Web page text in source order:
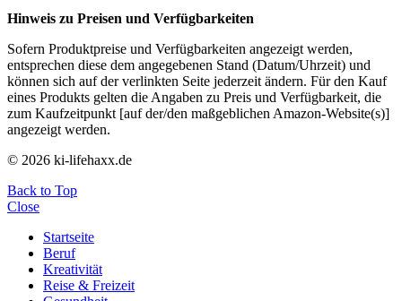
Hinweis zu Preisen und Verfügbarkeiten
Sofern Produktpreise und Verfügbarkeiten angezeigt werden,
entsprechen diese dem angegebenen Stand (Datum/Uhrzeit) und
können sich auf der verlinkten Seite jederzeit ändern. Für den Kauf
eines Produkts gelten die Angaben zu Preis und Verfügbarkeit, die
zum Kaufzeitpunkt [auf der/den maßgeblichen Amazon-Website(s)]
angezeigt werden.
© 2026 ki-lifehaxx.de
Back to Top
Close
Startseite
Beruf
Kreativität
Reise & Freizeit